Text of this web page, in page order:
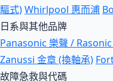
驅式)Whirlpool 惠而浦
日系與其他品牌
Panasonic 樂聲 /
Zanussi 金章 (換軸承)
故障急救與代碼